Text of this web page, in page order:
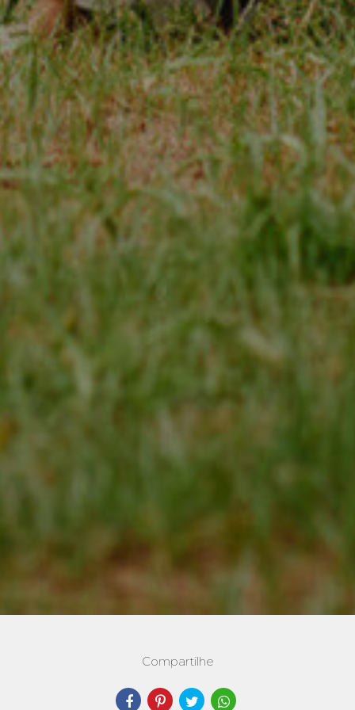
Compartilhe